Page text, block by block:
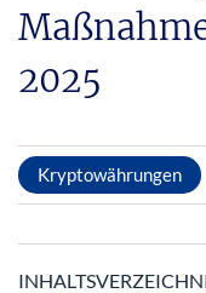
2025
Kryptowährungen